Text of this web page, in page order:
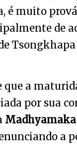
é muito
de
que a
por sua
Madhyamaka
a